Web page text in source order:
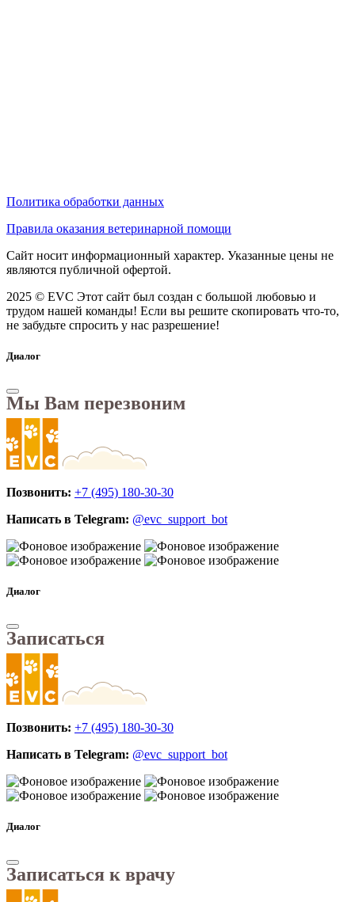
Политика обработки данных
Правила оказания ветеринарной помощи
Сайт носит информационный характер. Указанные цены не
являются публичной офертой.
2025 © EVC Этот сайт был создан с большой любовью и
трудом нашей команды! Если вы решите скопировать что-то,
не забудьте спросить у нас разрешение!
Диалог
Мы Вам перезвоним
Позвонить: +7 (495) 180-30-30
Написать в Telegram: @evc_support_bot
Диалог
Записаться
Позвонить: +7 (495) 180-30-30
Написать в Telegram: @evc_support_bot
Диалог
Записаться к врачу